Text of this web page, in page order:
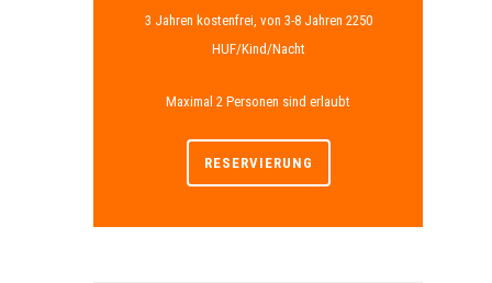
3 Jahren kostenfrei, von 3-8 Jahren 2250
HUF/Kind/Nacht
Maximal 2 Personen sind erlaubt
RESERVIERUNG